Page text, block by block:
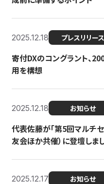
2025.12.18 プレスリリース
寄付DXのコングラント、
用を構想
2025.12.18 お知らせ
代表佐藤が「第5回マルチセ
友会ほか共催）に登壇しま
2025.12.17 お知らせ